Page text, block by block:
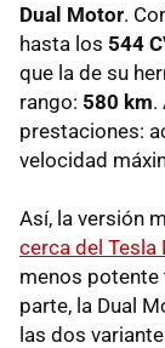
Dual Motor.
hasta los 544
que la de su
rango: 580 km.
prestaciones:
velocidad
Así, la versión
cerca del Tesla
menos potente
parte, la Dual
las dos